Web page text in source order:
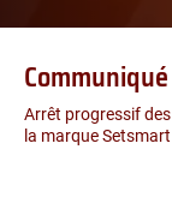
Arrêt progressif
la marque Setsmart